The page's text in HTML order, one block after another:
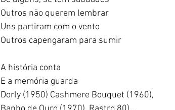
Outros não querem lembrar
Uns partiram com o vento
Outros capengaram para sumir
A história conta
E a memória guarda
Dorly (1950) Cashmere Bouquet (1960),